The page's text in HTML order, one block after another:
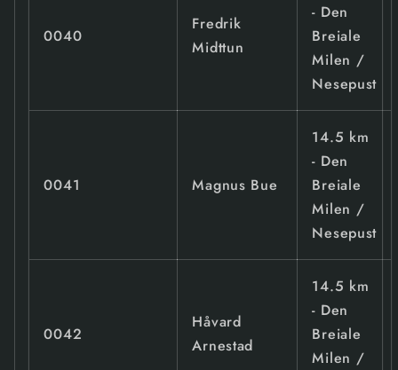
0040
Fredrik
Midttun
- Den
Breiale
Milen /
Nesepust
0041 Magnus Bue
14.5 km
- Den
Breiale
Milen /
Nesepust
0042
Håvard
Arnestad
14.5 km
- Den
Breiale
Milen /